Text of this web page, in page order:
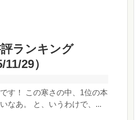
評ランキング
29）
す！ この寒さの中、1位の本
なあ。 と、いうわけで、...